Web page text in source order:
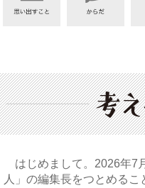
はじめまして。2026年7
人」の編集長をつとめる